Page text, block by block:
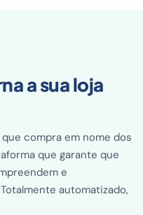
a sua loja
compra em nome dos
que garante que
e
automatizado,